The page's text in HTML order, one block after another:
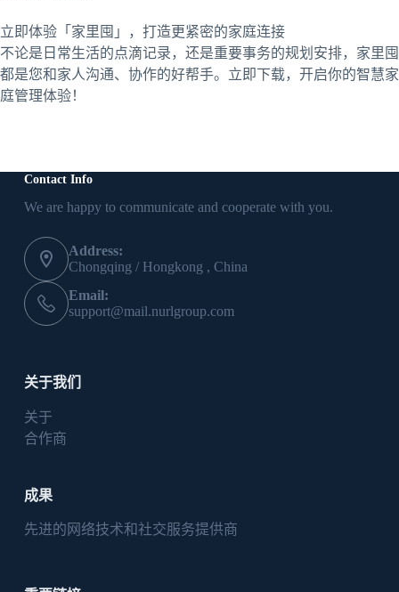
立即体验「家里囤」，打造更紧密的家庭连接
不论是日常生活的点滴记录，还是重要事务的规划安排，家里囤
都是您和家人沟通、协作的好帮手。立即下载，开启你的智慧家
庭管理体验！
Contact Info
We are happy to communicate and cooperate with you.
Address:
Chongqing / Hongkong , China
Email:
support@mail.nurlgroup.com
关于我们
关于
合作商
成果
先进的网络技术和社交服务提供商